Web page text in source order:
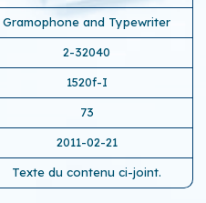
Gramophone and Typewriter
2-32040
1520f-I
73
2011-02-21
Texte du contenu ci-joint.